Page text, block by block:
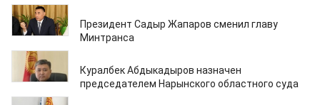
11.07.2024
Президент Садыр Жапаров сменил главу
Минтранса
06.07.2024
Куралбек Абдыкадыров назначен
председателем Нарынского областного суда
06.07.2024